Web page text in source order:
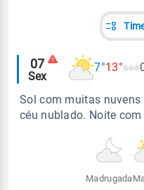
Alertas
meteorológicos
07
Sex
7°13°
Sol com muitas
céu nublado. Noite
Madrugada